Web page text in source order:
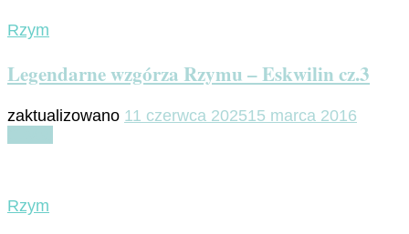
Rzym
Legendarne wzgórza Rzymu – Eskwilin cz.3
zaktualizowano 11 czerwca 202515 marca 2016
Rzym